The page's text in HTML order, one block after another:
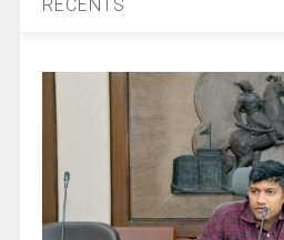
RECENTS